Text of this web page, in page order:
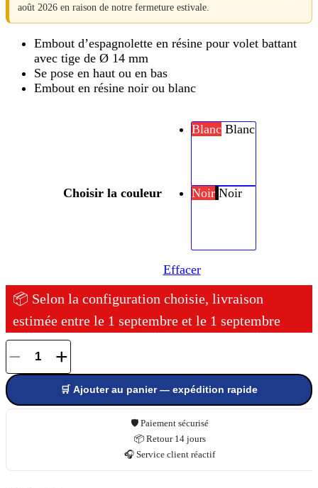
août 2026 en raison de notre fermeture estivale.
Embout d’espagnolette en résine pour volet battant
avec tige de Ø 14 mm
Se pose en haut ou en bas
Embout en résine noir ou blanc
Choisir la couleur
Blanc Blanc
Noir Noir
Effacer
📦 Selon la configuration choisie, livraison
estimée entre le 1 septembre et le 1 septembre
quantité
de
Embout
espagnolette
Ø
− +
🛒 Ajouter au panier — expédition rapide
🛡️ Paiement sécurisé
📦 Retour 14 jours
🎧 Service client réactif